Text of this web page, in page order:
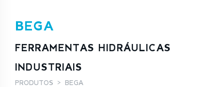
BEGA
FERRAMENTAS HIDRÁULICAS
INDUSTRIAIS
PRODUTOS
BEGA